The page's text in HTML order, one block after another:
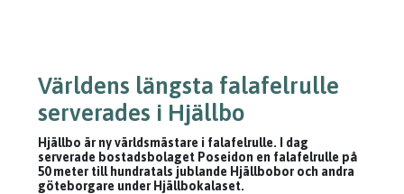
Världens längsta falafelrulle
serverades i Hjällbo
Hjällbo är ny världsmästare i falafelrulle. I dag
serverade bostadsbolaget Poseidon en falafelrulle på
50 meter till hundratals jublande Hjällbobor och andra
göteborgare under Hjällbokalaset.